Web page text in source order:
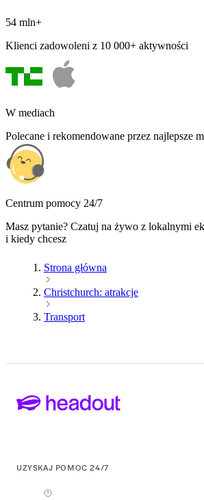
54 mln+
Klienci zadowoleni z 10 000+ aktywności
W mediach
Polecane i rekomendowane przez najlepsze
Centrum pomocy 24/7
Masz pytanie? Czatuj na żywo z lokalnymi
i kiedy chcesz
Strona główna
Christchurch: atrakcje
Transport
UZYSKAJ POMOC 24/7